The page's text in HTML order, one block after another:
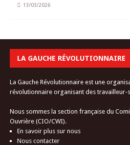
13/03/2026
LA GAUCHE RÉVOLUTIONNAIRE
La Gauche Révolutionnaire est une
révolutionnaire organisant des travailleur-
Nous sommes la section française du
Ouvrière (CIO/CWI).
En savoir plus sur nous
Nous contacter